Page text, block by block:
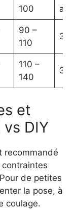
100
ans
90 –
110
30
110 –
140
30
et
DIY
recommandé
de petites
la pose, à
coulage.